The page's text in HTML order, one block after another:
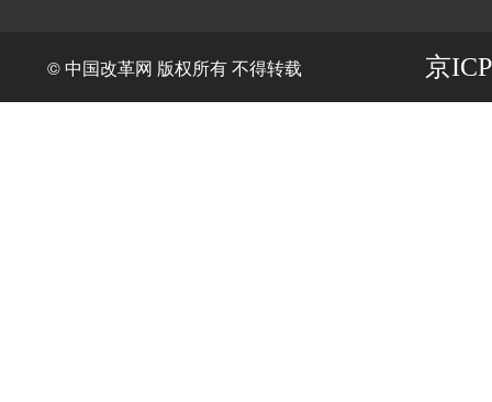
© 中国改革网 版权所有 不得转载 京